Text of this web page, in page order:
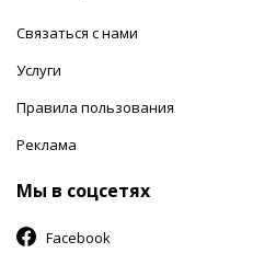
Связаться с нами
Услуги
Правила пользования
Реклама
Мы в соцсетях
Facebook